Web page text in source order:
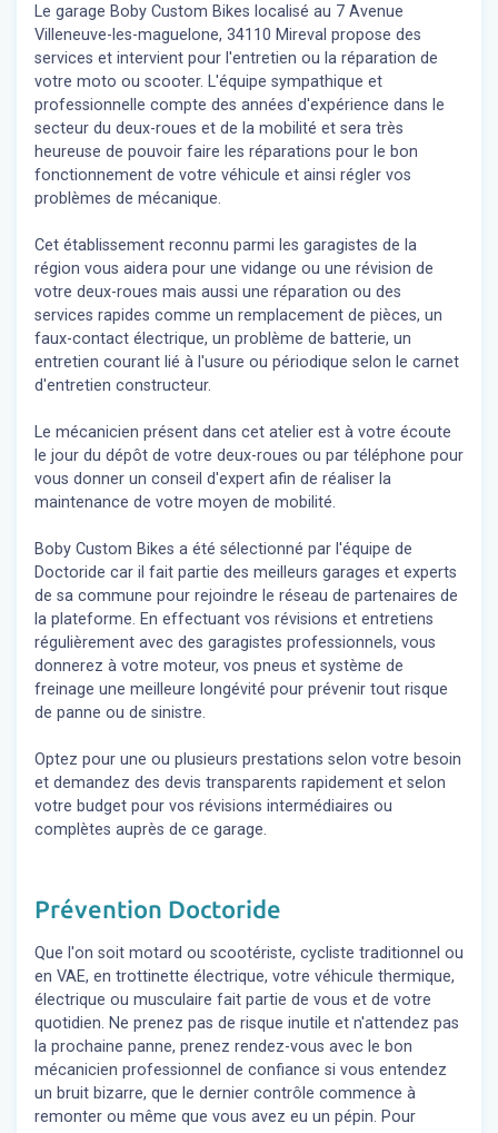
Le garage Boby Custom Bikes localisé au 7 Avenue
Villeneuve-les-maguelone, 34110 Mireval propose des
services et intervient pour l'entretien ou la réparation de
votre moto ou scooter. L'équipe sympathique et
professionnelle compte des années d'expérience dans le
secteur du deux-roues et de la mobilité et sera très
heureuse de pouvoir faire les réparations pour le bon
fonctionnement de votre véhicule et ainsi régler vos
problèmes de mécanique.
Cet établissement reconnu parmi les garagistes de la
région vous aidera pour une vidange ou une révision de
votre deux-roues mais aussi une réparation ou des
services rapides comme un remplacement de pièces, un
faux-contact électrique, un problème de batterie, un
entretien courant lié à l'usure ou périodique selon le carnet
d'entretien constructeur.
Le mécanicien présent dans cet atelier est à votre écoute
le jour du dépôt de votre deux-roues ou par téléphone pour
vous donner un conseil d'expert afin de réaliser la
maintenance de votre moyen de mobilité.
Boby Custom Bikes a été sélectionné par l'équipe de
Doctoride car il fait partie des meilleurs garages et experts
de sa commune pour rejoindre le réseau de partenaires de
la plateforme. En effectuant vos révisions et entretiens
régulièrement avec des garagistes professionnels, vous
donnerez à votre moteur, vos pneus et système de
freinage une meilleure longévité pour prévenir tout risque
de panne ou de sinistre.
Optez pour une ou plusieurs prestations selon votre besoin
et demandez des devis transparents rapidement et selon
votre budget pour vos révisions intermédiaires ou
complètes auprès de ce garage.
Prévention Doctoride
Que l'on soit motard ou scootériste, cycliste traditionnel ou
en VAE, en trottinette électrique, votre véhicule thermique,
électrique ou musculaire fait partie de vous et de votre
quotidien. Ne prenez pas de risque inutile et n'attendez pas
la prochaine panne, prenez rendez-vous avec le bon
mécanicien professionnel de confiance si vous entendez
un bruit bizarre, que le dernier contrôle commence à
remonter ou même que vous avez eu un pépin. Pour